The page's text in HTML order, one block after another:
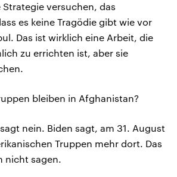
versuchen, das
es keine Tragödie gibt wie vor
Das ist wirklich eine Arbeit, die
zu errichten ist, aber sie
bleiben in Afghanistan?
nein. Biden sagt, am 31. August
Truppen mehr dort. Das
nicht sagen.